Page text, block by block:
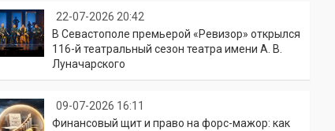
22-07-2026 20:42
В Севастополе премьерой «Ревизор» открылся
116-й театральный сезон театра имени А. В.
Луначарского
09-07-2026 16:11
Финансовый щит и право на форс-мажор: как